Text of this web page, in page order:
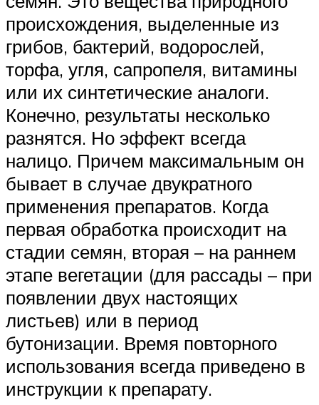
происхождения, выделенные из
грибов, бактерий, водорослей,
торфа, угля, сапропеля, витамины
или их синтетические аналоги.
Конечно, результаты несколько
разнятся. Но эффект всегда
налицо. Причем максимальным он
бывает в случае двукратного
применения препаратов. Когда
первая обработка происходит на
стадии семян, вторая – на раннем
этапе вегетации (для рассады – при
появлении двух настоящих
листьев) или в период
бутонизации. Время повторного
использования всегда приведено в
инструкции к препарату.